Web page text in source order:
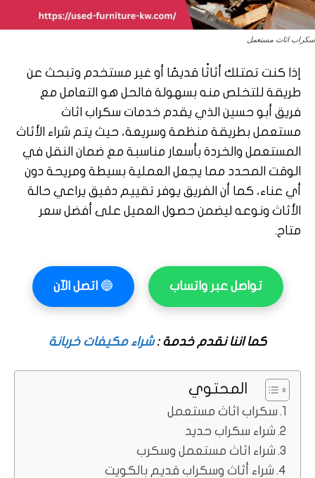
سكراب اثاث مستعمل
إذا كنت تمتلك أثاثًا قديمًا أو غير مستخدم وتبحث عن
طريقة للتخلص منه بسهولة فالحل هو التعامل مع
فريق أبو حسين الذي يقدم خدمات سكراب اثاث
مستعمل بطريقة منظمة وسريعة، حيث يتم شراء الأثاث
المستعمل والخردة بأسعار مناسبة مع ضمان النقل في
الوقت المحدد مما يجعل العملية بسيطة ومريحة دون
أي عناء، كما أن الفريق يوفر تقييم دقيق يراعي حالة
الأثاث ونوعه ليضمن حصول العميل على أفضل سعر
متاح.
تواصل عبر واتساب 🔵 اتصل الآن
كما اننا نقدم خدمة :شراء مكيفات خربانة
المحتوي
سكراب اثاث مستعمل
شراء سكراب حديد
شراء اثاث مستعمل وسكرب
شراء أثاث وسكراب قديم بالكويت